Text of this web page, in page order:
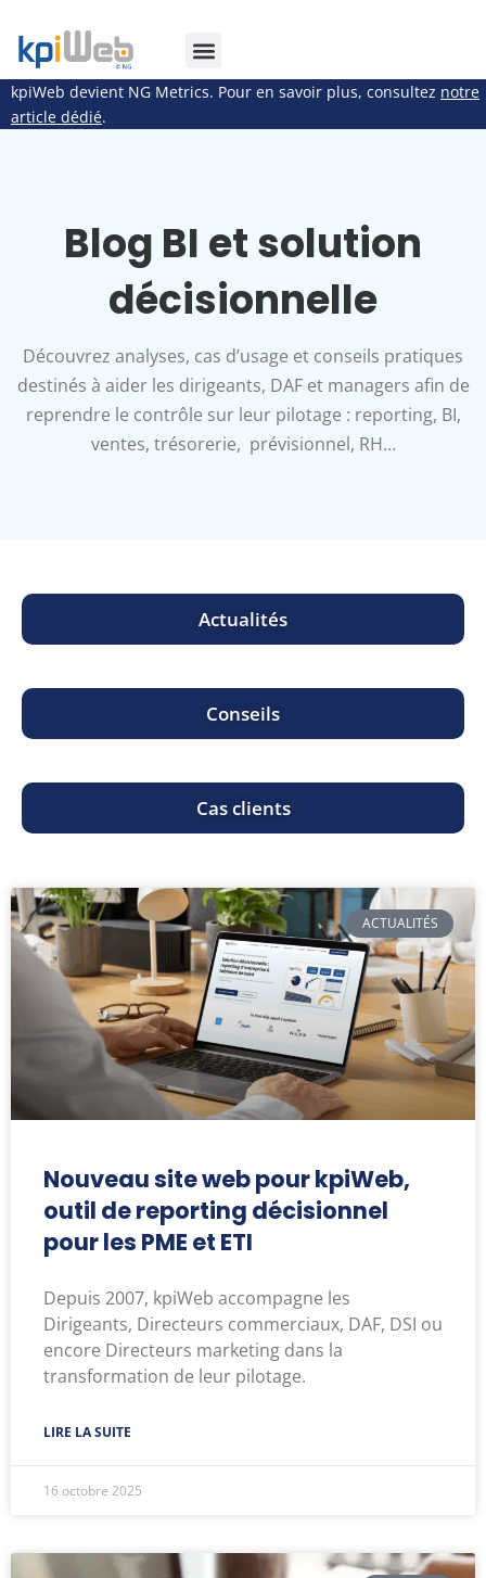
kpiWeb devient NG Metrics. Pour en savoir plus, consultez notre
article dédié.
Blog BI et solution
décisionnelle
Découvrez analyses, cas d’usage et conseils pratiques
destinés à aider les dirigeants, DAF et managers afin de
reprendre le contrôle sur leur pilotage : reporting, BI,
ventes, trésorerie, prévisionnel, RH…
Actualités
Conseils
Cas clients
ACTUALITÉS
Nouveau site web pour kpiWeb,
outil de reporting décisionnel
pour les PME et ETI
Depuis 2007, kpiWeb accompagne les
Dirigeants, Directeurs commerciaux, DAF, DSI ou
encore Directeurs marketing dans la
transformation de leur pilotage.
LIRE LA SUITE
16 octobre 2025